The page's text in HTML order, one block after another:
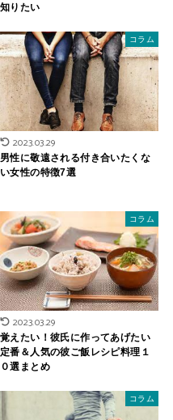
知りたい
コラム
2023.03.29
男性に敬遠される付き合いたくな
い女性の特徴7選
コラム
2023.03.29
覚えたい！彼氏に作ってあげたい
定番＆人気の彼ご飯レシピ料理１
０選まとめ
コラム